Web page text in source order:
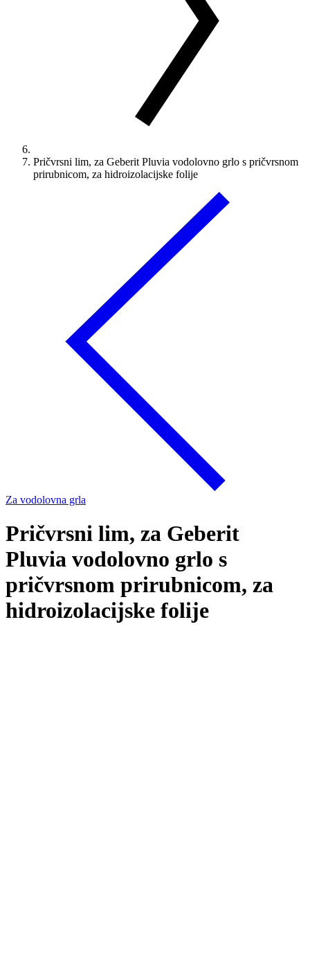
Pričvrsni lim, za Geberit Pluvia vodolovno grlo s pričvrsnom
prirubnicom, za hidroizolacijske folije
Za vodolovna grla
Pričvrsni lim, za Geberit
Pluvia vodolovno grlo s
pričvrsnom prirubnicom, za
hidroizolacijske folije